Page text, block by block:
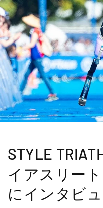
STYLE
イアスリー
にインタビ